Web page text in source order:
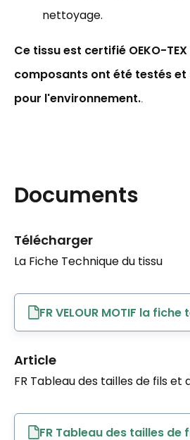
nettoyage.
Ce tissu est certifié OEKO-
composants ont été testés
pour l'environnement..
Documents
Télécharger
La Fiche Technique du tissu
FR VELOUR MOTIF la
Article
FR Tableau des tailles de fils et
FR Tableau des tailles de